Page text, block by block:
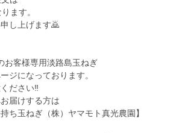
ます。
し上げます🙇
お客様専用淡路島玉ねぎ
ジになっております。
ださい‼️
届けする方は
ち玉ねぎ（株）ヤマモト真光農園】